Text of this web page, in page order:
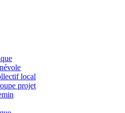
local
projet